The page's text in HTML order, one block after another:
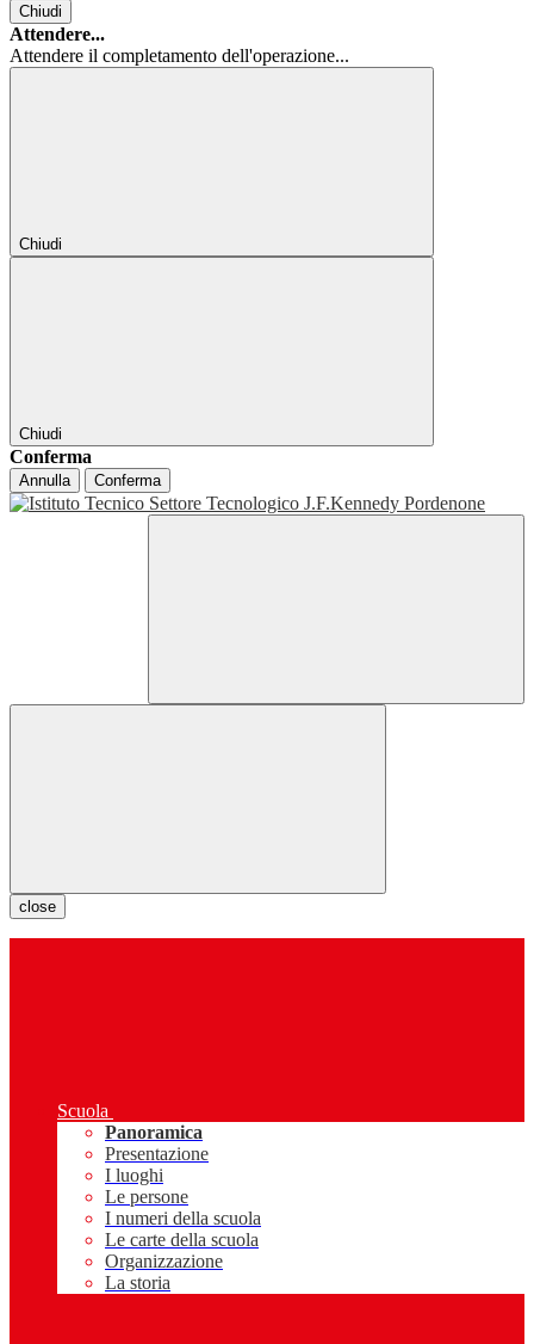
Chiudi
Attendere...
Attendere il completamento dell'operazione...
Chiudi
Chiudi
Conferma
Annulla Conferma
close
Scuola
Panoramica
Presentazione
I luoghi
Le persone
I numeri della scuola
Le carte della scuola
Organizzazione
La storia